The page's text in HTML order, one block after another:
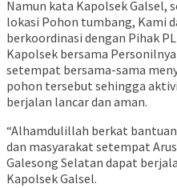
Namun kata Kapolsek Galsel,
lokasi Pohon tumbang, Kami
berkoordinasi dengan Pihak
Kapolsek bersama
setempat bersama-sama
pohon tersebut sehingga
berjalan lancar dan aman.
“Alhamdulillah berkat
dan masyarakat setempat
Galesong Selatan dapat
Kapolsek Galsel.